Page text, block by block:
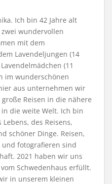
Ich bin 42 Jahre alt
wundervollen
mit dem
Lavendeljungen (14
(11
im wunderschönen
aus unternehmen wir
Reisen in die nähere
die weite Welt. Ich bin
des Reisens,
schöner Dinge. Reisen,
und fotografieren sind
2021 haben wir uns
Schwedenhaus erfüllt.
in unserem kleinen